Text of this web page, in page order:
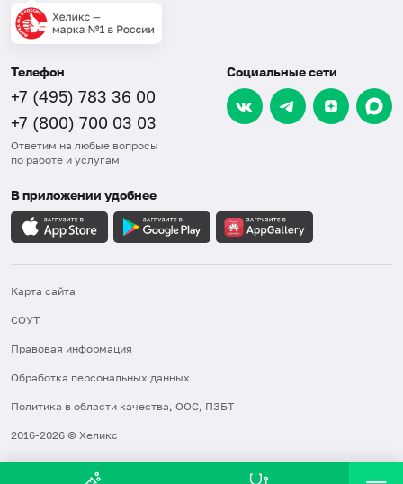
Телефон
+7 (495) 783 36 00
+7 (800) 700 03 03
Ответим на любые вопросы
по работе и услугам
Социальные сети
В приложении удобнее
Карта сайта
СОУТ
Правовая информация
Обработка персональных данных
Политика в области качества, ООС, ПЗБТ
2016-2026 © Хеликс